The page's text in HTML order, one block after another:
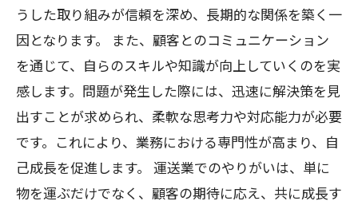
うした取り組みが信頼を深め、長期的な関係を築く一
因となります。 また、顧客とのコミュニケーション
を通じて、自らのスキルや知識が向上していくのを実
感します。問題が発生した際には、迅速に解決策を見
出すことが求められ、柔軟な思考力や対応能力が必要
です。これにより、業務における専門性が高まり、自
己成長を促進します。 運送業でのやりがいは、単に
物を運ぶだけでなく、顧客の期待に応え、共に成長す